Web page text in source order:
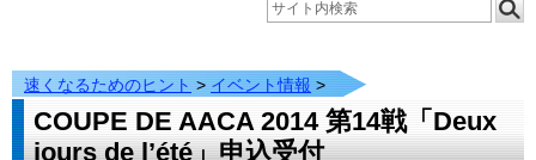
速くなるためのヒント > イベント情報 >
COUPE DE AACA 2014 第14戦「Deux
jours de l’été」申込受付